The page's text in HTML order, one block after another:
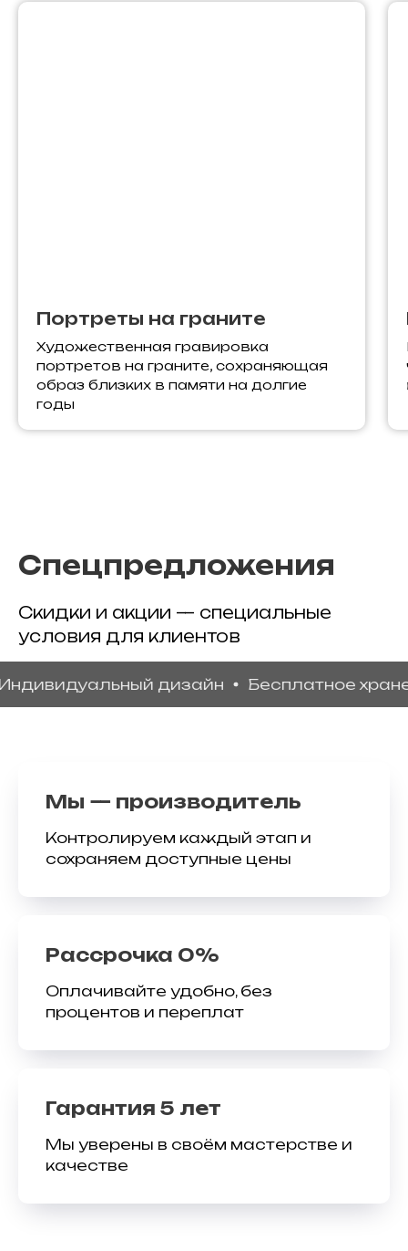
Портреты на граните
Художественная гравировка
портретов на граните, сохраняющая
образ близких в памяти на долгие
годы
Спецпредложения
Скидки и акции — специальные
условия для клиентов
дизайн Бесплатное хранение
Мы — производитель
Контролируем каждый этап и
сохраняем доступные цены
Рассрочка 0%
Оплачивайте удобно, без
процентов и переплат
Гарантия 5 лет
Мы уверены в своём мастерстве и
качестве